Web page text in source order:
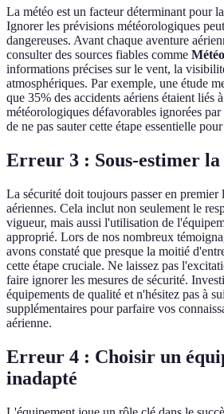
La météo est un facteur déterminant pour
Ignorer les prévisions météorologiques
dangereuses. Avant chaque aventure
consulter des sources fiables comme
informations précises sur le vent, la
atmosphériques. Par exemple, une étude
que 35% des accidents aériens étaient liés
météorologiques défavorables ignorées
de ne pas sauter cette étape essentielle
Erreur 3 : Sous-estimer la
La sécurité doit toujours passer en premier
aériennes. Cela inclut non seulement le
vigueur, mais aussi l'utilisation de
approprié. Lors de nos nombreux
avons constaté que presque la moitié
cette étape cruciale. Ne laissez pas
faire ignorer les mesures de sécurité.
équipements de qualité et n'hésitez pas à
supplémentaires pour parfaire vos
aérienne.
Erreur 4 : Choisir un
inadapté